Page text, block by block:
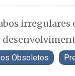
Obsoletos